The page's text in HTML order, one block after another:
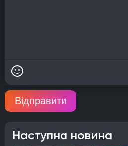
Відправити
Наступна новина